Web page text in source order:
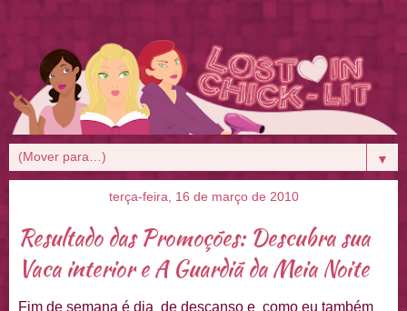
▼
terça-feira, 16 de março de 2010
Resultado das Promoções: Descubra sua
Vaca interior e A Guardiã da Meia Noite
Fim de semana é dia de descanso e como eu também